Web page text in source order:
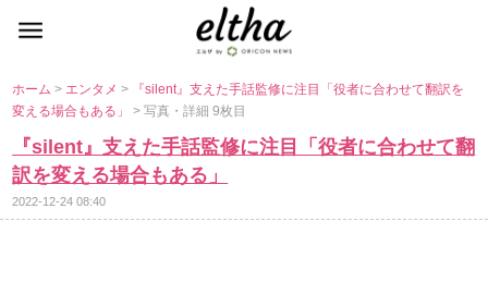
ホーム> エンタメ>
『silent』支えた手話監修に注目「役者に合わせて翻訳を
変える場合もある」> 写真・詳細 9枚目
『silent』支えた手話監修に注目「役者に合わせて翻
訳を変える場合もある」
2022-12-24 08:40